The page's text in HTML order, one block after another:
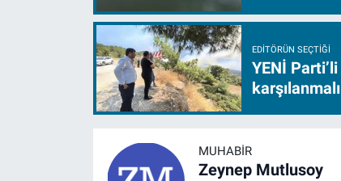
EDITÖRÜN SEÇTIĞI
YENİ
MUHABIR
Zeynep Mutlusoy